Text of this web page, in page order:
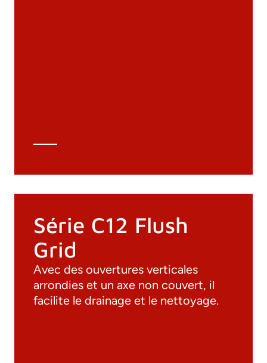
Série C12 Flush
Grid
Avec des ouvertures verticales
arrondies et un axe non couvert, il
facilite le drainage et le nettoyage.